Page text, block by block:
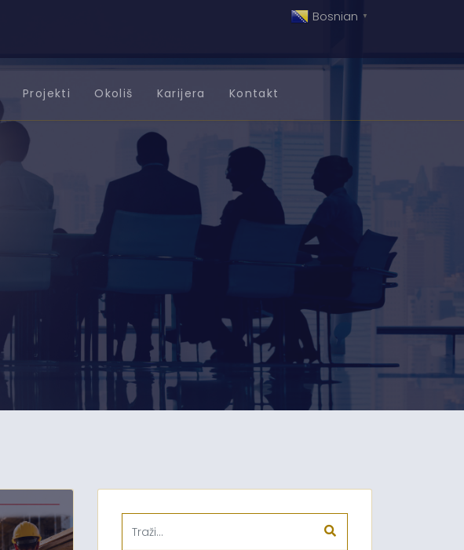
Bosnian ▼
Projekti Okoliš Karijera Kontakt